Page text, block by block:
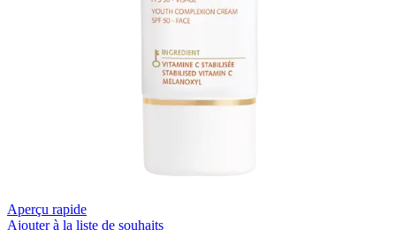
Aperçu rapide
Ajouter à la liste de souhaits